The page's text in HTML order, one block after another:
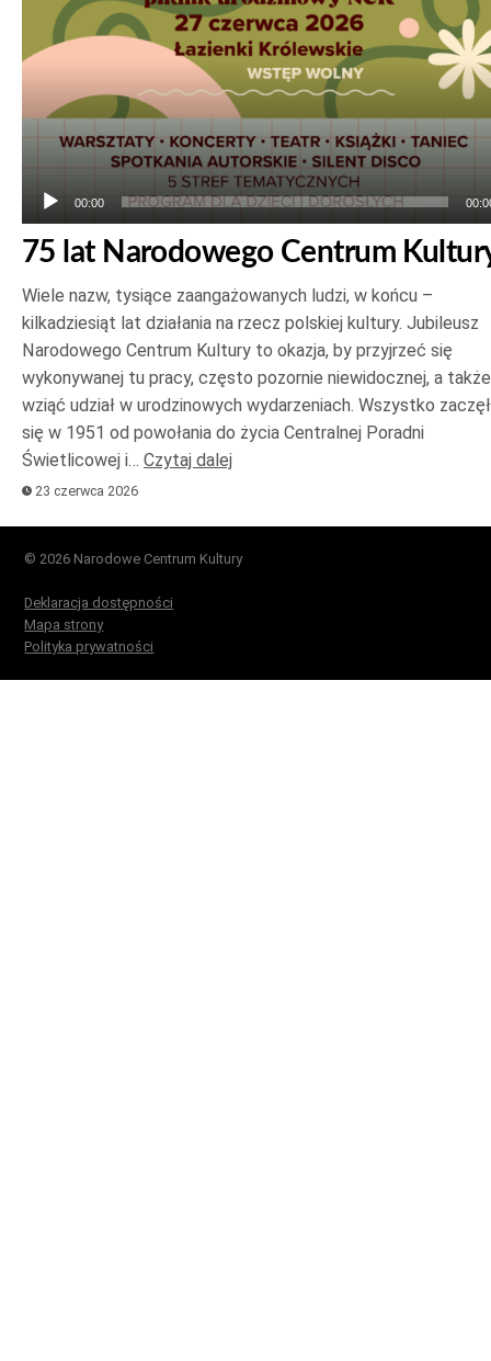
00:00
75 lat Narodowego Centrum
Wiele nazw, tysiące zaangażowanych ludzi, w końcu –
kilkadziesiąt lat działania na rzecz polskiej kultury. Jubileusz
Narodowego Centrum Kultury to okazja, by przyjrzeć się
wykonywanej tu pracy, często pozornie niewidocznej, a także
wziąć udział w urodzinowych wydarzeniach. Wszystko
się w 1951 od powołania do życia Centralnej Poradni
Świetlicowej i… Czytaj dalej
23 czerwca 2026
© 2026 Narodowe Centrum Kultury
Deklaracja dostępności
Mapa strony
Polityka prywatności